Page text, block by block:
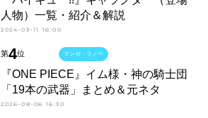
人物）一覧・紹介＆解説
2024-03-11 16:00
第4位
『ONE PIECE』イム様・神の騎士団
「19本の武器」まとめ＆元ネタ
2026-08-06 16:30
マンガ・ラノベ